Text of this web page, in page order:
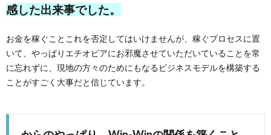
感した出来事でした。
お金を稼ぐことこれを否定してはいけませんが、稼ぐプロセスに置
いて、やっぱりエチオピアにお邪魔させていただいていることを常
に忘れずに、現地の方々のためにもなるビジネスモデルを構築する
ことがすごく大事だと信じています。